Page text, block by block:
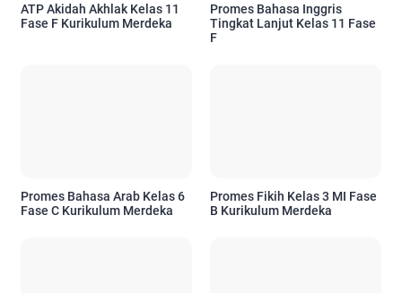
ATP Akidah Akhlak Kelas 11
Fase F Kurikulum Merdeka
Promes Bahasa Inggris
Tingkat Lanjut Kelas 11 Fase
F
Promes Bahasa Arab Kelas 6
Fase C Kurikulum Merdeka
Promes Fikih Kelas 3 MI Fase
B Kurikulum Merdeka